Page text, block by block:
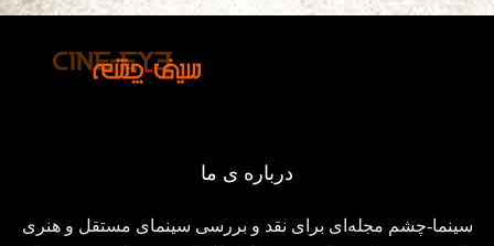
درباره ی ما
سینما-چشم مجله‌ای برای نقد و بررسی سینمای مستقل و هنری